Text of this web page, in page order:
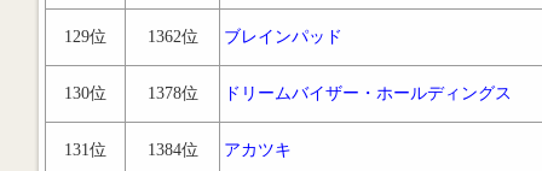
129位 1362位 ブレインパッド
130位 1378位 ドリームバイザー・ホールディングス
131位 1384位 アカツキ